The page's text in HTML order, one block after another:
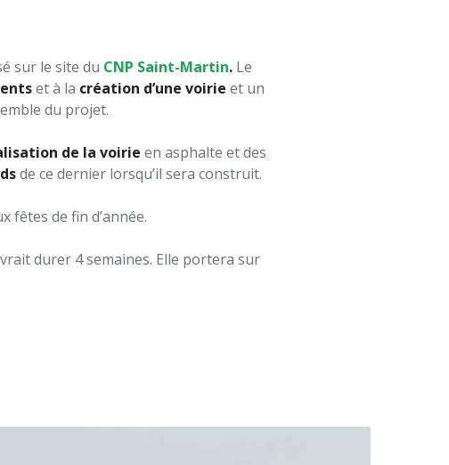
sur le site du CNP Saint-Martin. Le
et à la création d’une voirie et un
du projet.
de la voirie en asphalte et des
de ce dernier lorsqu’il sera construit.
fêtes de fin d’année.
durer 4 semaines. Elle portera sur